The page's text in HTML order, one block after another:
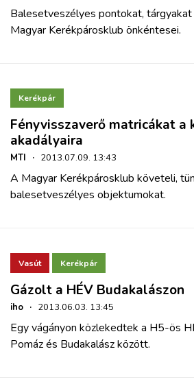
Balesetveszélyes pontokat,
Magyar Kerékpárosklub önkéntesei.
Kerékpár
Fényvisszaverő matricákat a
akadályaira
MTI · 2013.07.09. 13:43
A Magyar Kerékpárosklub követeli,
balesetveszélyes objektumokat.
Vasút Kerékpár
Gázolt a HÉV Budakalászon
iho · 2013.06.03. 13:45
Egy vágányon közlekedtek a H5-ös
Pomáz és Budakalász között.